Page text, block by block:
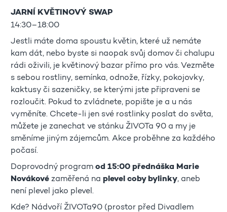
JARNÍ KVĚTINOVÝ SWAP
14:30–18:00
Jestli máte doma spoustu květin, které už nemáte
kam dát, nebo byste si naopak svůj domov či chalupu
rádi oživili, je květinový bazar přímo pro vás. Vezměte
s sebou rostliny, semínka, odnože, řízky, pokojovky,
kaktusy či sazeničky, se kterými jste připraveni se
rozloučit. Pokud to zvládnete, popište je a u nás
vyměníte. Chcete-li jen své rostlinky poslat do světa,
můžete je zanechat ve stánku ŽIVOTa 90 a my je
směníme jiným zájemcům. Akce proběhne za každého
počasí.
Doprovodný program od 15:00 přednáška Marie
Novákové zaměřená na plevel coby bylinky, aneb
není plevel jako plevel.
Kde? Nádvoří ŽIVOTa90 (prostor před Divadlem